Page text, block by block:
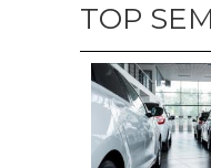
TOP